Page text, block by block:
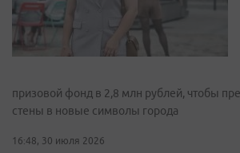
призовой фонд в 2,8 млн рублей, чтобы
стены в новые символы города
16:48, 30 июля 2026